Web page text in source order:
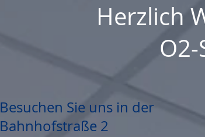
Herzlich
Besuchen Sie uns in der
Bahnhofstraße 2